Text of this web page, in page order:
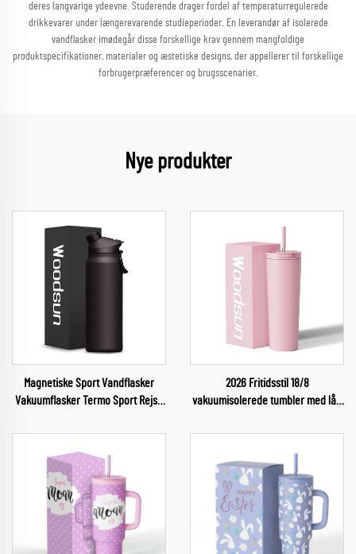
deres langvarige ydeevne. Studerende drager fordel af temperaturregulerede
drikkevarer under længerevarende studieperioder. En leverandør af isolerede
vandflasker imødegår disse forskellige krav gennem mangfoldige
produktspecifikationer, materialer og æstetiske designs, der appellerer til forskellige
forbrugerpræferencer og brugsscenarier.
Nye produkter
Magnetiske Sport Vandflasker
Vakuumflasker Termo Sport Rejse
2026 Fritidsstil 18/8
vakuumisolerede tumbler med låg